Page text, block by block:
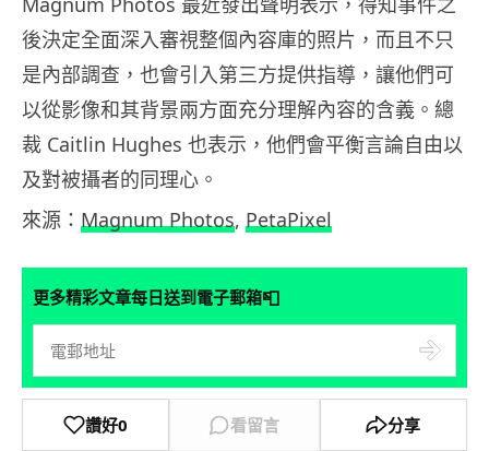
後決定全面深入審視整個內容庫的照片，而且不只
是內部調查，也會引入第三方提供指導，讓他們可
以從影像和其背景兩方面充分理解內容的含義。總
裁 Caitlin Hughes 也表示，他們會平衡言論自由以
及對被攝者的同理心。
來源： Magnum Photos, PetaPixel
更多精彩文章每日送到電子郵箱📮
讚好0 看留言 分享